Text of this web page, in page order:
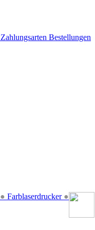
Zahlungsarten Bestellungen
● Farblaserdrucker ●